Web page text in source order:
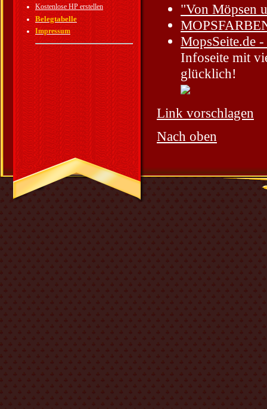
Kostenlose HP erstellen
Belegtabelle
Impressum
"Von Möpsen
MopsSeite.de
Infoseite mit
glücklich!
Link vorschlagen
Nach oben